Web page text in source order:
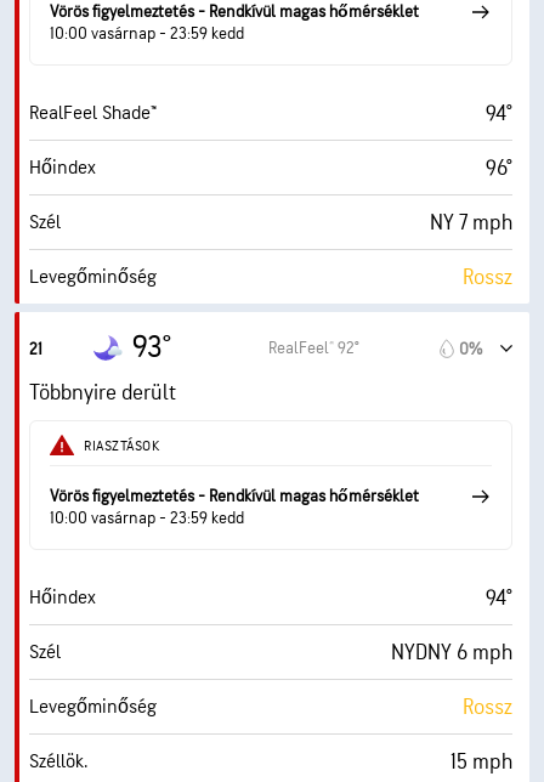
Vörös figyelmeztetés - Rendkívül magas hőmérséklet
10:00 vasárnap - 23:59 kedd
RealFeel Shade™ 94°
Hőindex 96°
Szél NY 7 mph
Levegőminőség Rossz
Max UV Index
Széllök.
Páratart.
Harmatppont 62° F
Felhőtakaró 17%
Látási visz. 10 mf
Felhőalap 30000 láb
21 93° RealFeel® 92° 0%
Többnyire derült
RIASZTÁSOK
Vörös figyelmeztetés - Rendkívül magas hőmérséklet
10:00 vasárnap - 23:59 kedd
Hőindex 94°
Szél NYDNY 6 mph
Levegőminőség Rossz
Széllök. 15 mph